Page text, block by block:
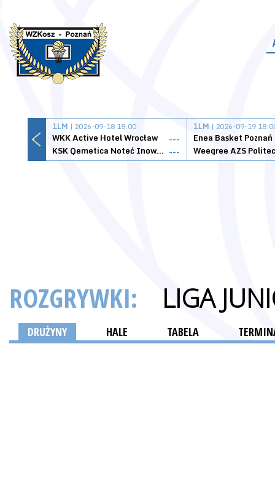
1LM | 2026-09-18 18:00
WKK Active Hotel Wrocław
---
KSK Qemetica Noteć Inowrocław ---
1LM | 2026-09-19
Enea Basket Poznań
ROZGRYWKI: LIGA
DRUŻYNY HALE TABELA